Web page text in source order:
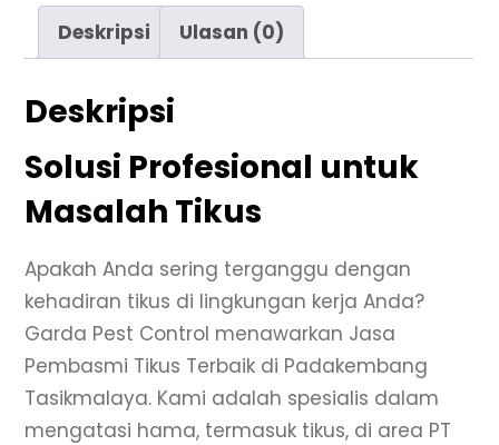
Deskripsi Ulasan (0)
Deskripsi
Solusi Profesional untuk
Masalah Tikus
Apakah Anda sering terganggu dengan
kehadiran tikus di lingkungan kerja Anda?
Garda Pest Control menawarkan Jasa
Pembasmi Tikus Terbaik di Padakembang
Tasikmalaya. Kami adalah spesialis dalam
mengatasi hama, termasuk tikus, di area PT